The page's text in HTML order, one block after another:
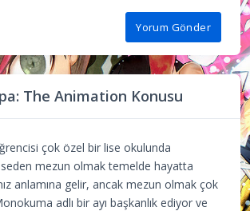
Yorum Gönder
The Animation Konusu
çok özel bir lise okulunda
mezun olmak temelde hayatta
anlamına gelir, ancak mezun olmak çok
adlı bir ayı başkanlık ediyor ve